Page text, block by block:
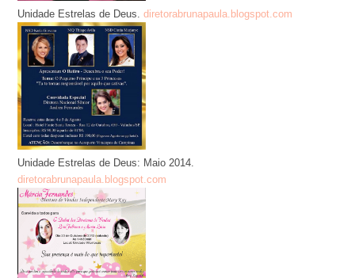
Unidade Estrelas de Deus. diretorabrunapaula.blogspot.com
Unidade Estrelas de Deus: Maio 2014.
diretorabrunapaula.blogspot.com